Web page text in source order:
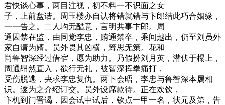
君快谈心事，两目注视，初不料一不识面之女
子，上前盘诘。周玉楼亦自认将错就错与卞郎结此巧合姻缘，
一一告之。二人均无醋意，言明共事卞郎。周
通囚禁在监，由同党李忠，贿通禁卒，乘间越出，仍至刘员外
家自请为婿。员外畏其凶横，筹思无策。花和
尚鲁智深经过借宿，愿为助力。乃假扮刘月英，潜伏于榻上，
周通昂然直入，欲行无礼，被智深挥拳痛打，
受伤脱逃，央求李忠复仇。两下会晤，李忠与鲁智深本属相
识。遂为之介绍订交。员外设席款待。正在欢饮，
卞机到门晋谒，因会试中试后，钦点一甲一名，状元及第，告